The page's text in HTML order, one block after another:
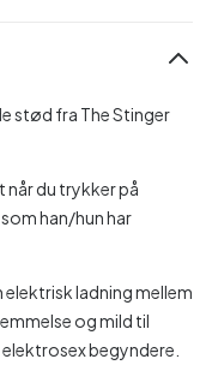
stød fra The Stinger
når du trykker på
han/hun har
ladning mellem
og mild til
begyndere.